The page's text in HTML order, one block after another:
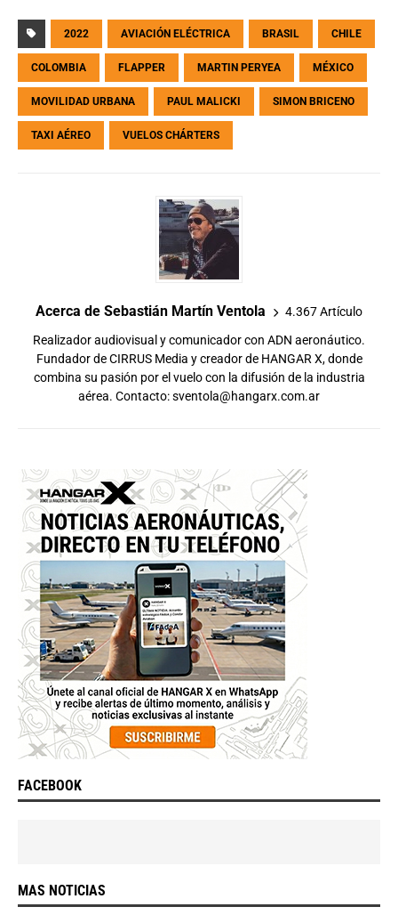
2022 AVIACIÓN ELÉCTRICA BRASIL CHILE
COLOMBIA FLAPPER MARTIN PERYEA MÉXICO
MOVILIDAD URBANA PAUL MALICKI SIMON BRICENO
TAXI AÉREO VUELOS CHÁRTERS
Acerca de Sebastián Martín Ventola 4.367 Artículo
Realizador audiovisual y comunicador con ADN aeronáutico.
Fundador de CIRRUS Media y creador de HANGAR X, donde
combina su pasión por el vuelo con la difusión de la industria
aérea. Contacto:sventola@hangarx.com.ar
FACEBOOK
MAS NOTICIAS